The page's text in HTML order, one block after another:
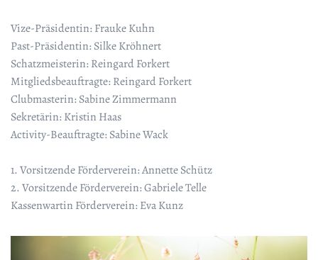
Vize-Präsidentin: Frauke Kuhn
Past-Präsidentin: Silke Kröhnert
Schatzmeisterin: Reingard Forkert
Mitgliedsbeauftragte: Reingard Forkert
Clubmasterin: Sabine Zimmermann
Sekretärin: Kristin Haas
Activity-Beauftragte: Sabine Wack
1. Vorsitzende Förderverein:Annette Schütz
2. Vorsitzende Förderverein: Gabriele Telle
Kassenwartin Förderverein:Eva Kunz